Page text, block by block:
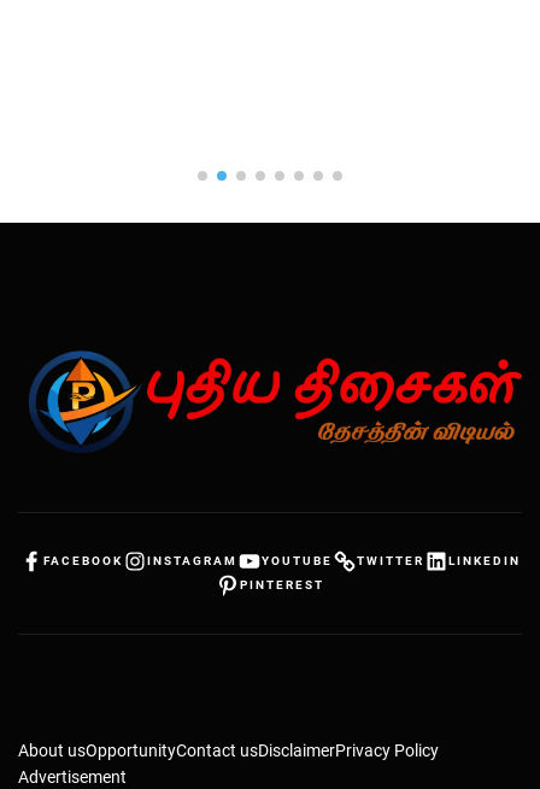
FACEBOOK INSTAGRAM YOUTUBE TWITTER
LINKEDIN
PINTEREST
About usOpportunityContact usDisclaimerPrivacy Policy
Advertisement